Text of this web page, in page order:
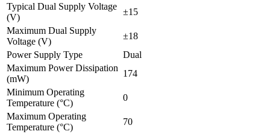
Typical Dual Supply Voltage
(V)
±15
Maximum Dual Supply
Voltage (V)
±18
Power Supply Type
Dual
Maximum Power Dissipation
(mW)
174
Minimum Operating
Temperature (°C)
0
Maximum Operating
Temperature (°C)
70